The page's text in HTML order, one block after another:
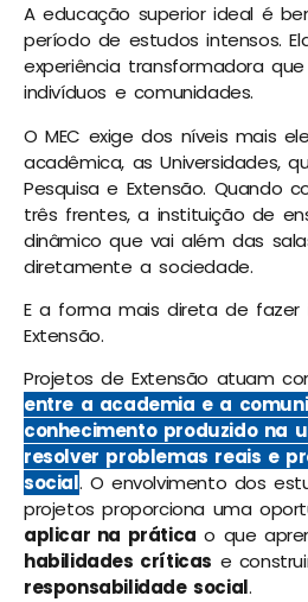
A educação superior ideal é
período de estudos intensos.
experiência transformadora
indivíduos e comunidades.
O MEC exige dos níveis mais
acadêmica, as Universidades,
Pesquisa e Extensão. Quando
três frentes, a instituição de
dinâmico que vai além das
diretamente a sociedade.
E a forma mais direta de
Extensão.
Projetos de Extensão atuam
entre a academia e a
conhecimento produzido na
resolver problemas reais e
social. O envolvimento dos
projetos proporciona uma
aplicar na prática o que
habilidades críticas e
responsabilidade social.